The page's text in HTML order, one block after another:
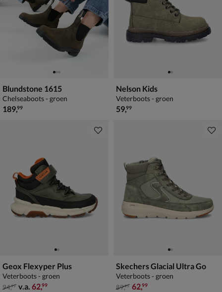
Blundstone 1615
Chelseaboots - groen
€ 189,99
189,99
Nelson Kids
Veterboots - groen
€ 59,99
59,99
Geox Flexyper Plus
Veterboots - groen
van € 94,99 vanaf € 62,99
94,99 v.a. 62,99
Skechers Glacial Ultra Go
Veterboots - groen
van € 89,99 voor € 62,99
89,99 62,99